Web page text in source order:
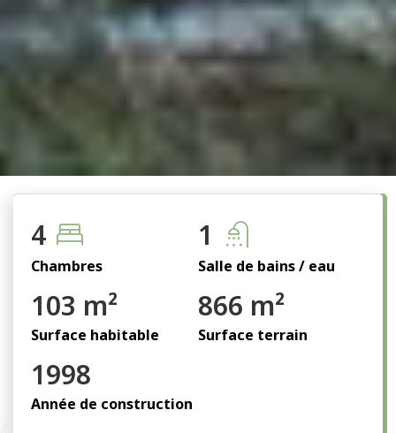
4
Chambres
1
Salle de bains / eau
103 m²
Surface habitable
866 m²
Surface terrain
1998
Année de construction